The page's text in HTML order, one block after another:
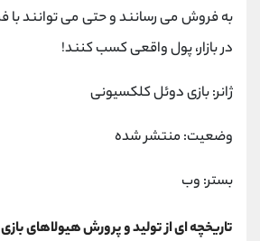
در بازار، پول واقعی کسب کنند!
ژانر: بازی دوئل کلکسیونی
وضعیت: منتشر شده
بستر: وب
تاریخچه ای از تولید و پرورش هیولاهای بازی World of Ether